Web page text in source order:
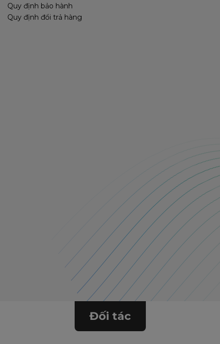
Quy định bảo hành
Quy định đổi trả hàng
Đối tác